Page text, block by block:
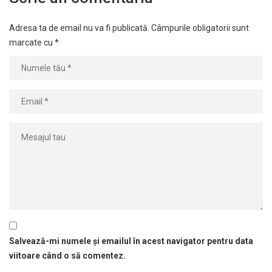
Adresa ta de email nu va fi publicată. Câmpurile obligatorii sunt
marcate cu *
Salvează-mi numele și emailul în acest navigator pentru data
viitoare când o să comentez.